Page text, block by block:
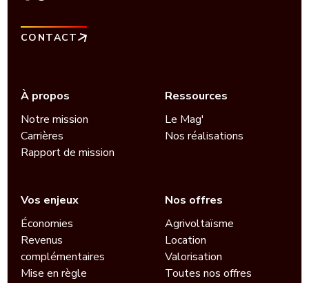
CONTACT
À propos
Notre mission
Carrières
Rapport de mission
Ressources
Le Mag'
Nos réalisations
Vos enjeux
Économies
Revenus
complémentaires
Mise en règle
Nos offres
Agrivoltaïsme
Location
Valorisation
Toutes nos offres